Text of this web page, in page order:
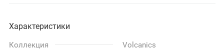
Характеристики
Коллекция
Volcanics